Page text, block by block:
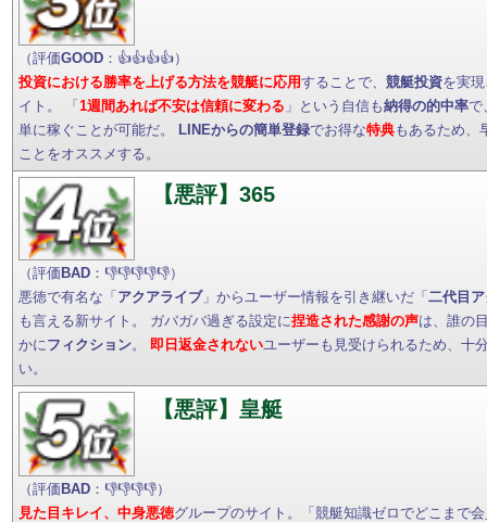
（評価GOOD ：👍👍👍👍）
投資における勝率を上げる方法を競艇に応用することで、競艇投資を実
イト。 「1週間あれば不安は信頼に変わる 」という自信も納得の的中率で
単に稼ぐことが可能だ。
LINEからの簡単登録でお得な特典もあるため、
ことをオススメする。
【悪評】365
（評価 BAD ：👎👎👎👎👎）
悪徳で有名な「 アクアライブ」からユーザー情報を引き継いだ「二代目
も言える新サイト。 ガバガバ過ぎる設定に捏造された感謝の声は、誰の
かにフィクション。即日返金されないユーザーも見受けられるため、十
い。
【悪評】皇艇
（評価BAD ：👎👎👎👎）
見た目キレイ、中身悪徳グループのサイト。「競艇知識ゼロでどこまで